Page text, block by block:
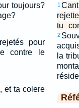
toujours?
pour
contre le
et ta colere
1
tu
2
la